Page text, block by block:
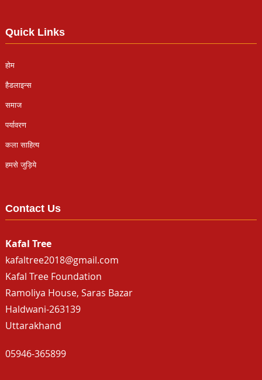
Quick Links
होम
हैडलाइन्स
समाज
पर्यावरण
कला साहित्य
हमसे जुड़िये
Contact Us
Kafal Tree
kafaltree2018@gmail.com
Kafal Tree Foundation
Ramoliya House, Saras Bazar
Haldwani-263139
Uttarakhand
05946-365899